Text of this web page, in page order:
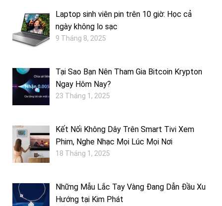
Laptop sinh viên pin trên 10 giờ: Học cả
ngày không lo sạc
9 Tháng 8, 2025
Tại Sao Bạn Nên Tham Gia Bitcoin Krypton
Ngay Hôm Nay?
23 Tháng 1, 2025
Kết Nối Không Dây Trên Smart Tivi Xem
Phim, Nghe Nhạc Mọi Lúc Mọi Nơi
18 Tháng 1, 2025
Những Mẫu Lắc Tay Vàng Đang Dẫn Đầu Xu
Hướng tại Kim Phát